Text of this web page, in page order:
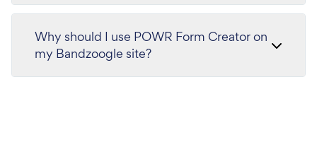
Why should I use POWR Form Creator on
my Bandzoogle site?